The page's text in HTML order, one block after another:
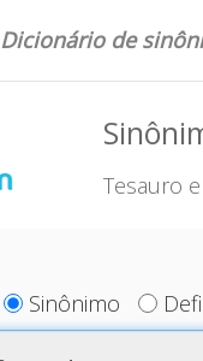
Dicionário de
Tesauro
Sinônimo